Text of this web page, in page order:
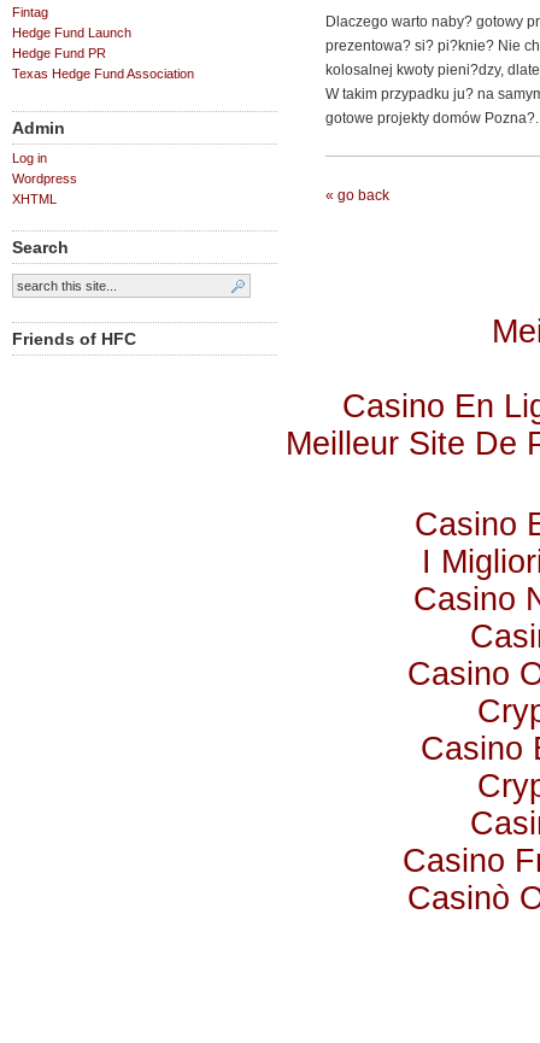
Fintag
Hedge Fund Launch
Hedge Fund PR
Texas Hedge Fund Association
Admin
Log in
Wordpress
XHTML
Search
Friends of HFC
Dlaczego warto naby? gotowy
prezentowa? si? pi?knie? Nie
kolosalnej kwoty pieni?dzy,
W takim przypadku ju? na
gotowe projekty domów
« go back
Casino En
Meilleur Site De
Casino
I
Casino
Casino
Casino
Casino
Casinò